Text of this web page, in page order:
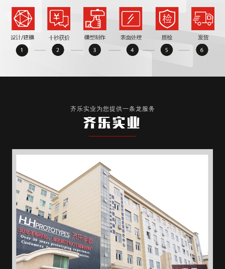
齐乐实业为您提供一条龙服务
齐乐实业